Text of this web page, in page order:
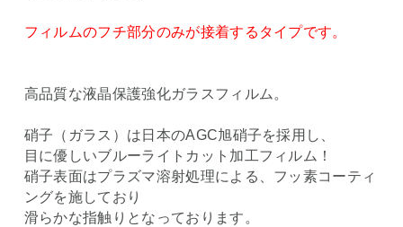
フィルムのフチ部分のみが接着するタイプです。
高品質な液晶保護強化ガラスフィルム。
硝子（ガラス）は日本のAGC旭硝子を採用し、
目に優しいブルーライトカット加工フィルム！
硝子表面はプラズマ溶射処理による、フッ素コーティ
ングを施しており
滑らかな指触りとなっております。